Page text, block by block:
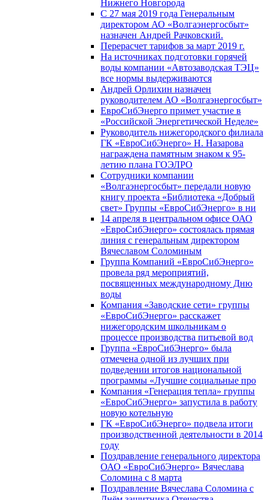
Нижнего Новгорода
С 27 мая 2019 года Генеральным
директором АО «Волгаэнергосбыт»
назначен Андрей Рачковский.
Перерасчет тарифов за март 2019 г.
На источниках подготовки горячей
воды компании «Автозаводская ТЭЦ»
все нормы выдерживаются
Андрей Орлихин назначен
руководителем АО «Волгаэнергосбыт»
ЕвроСибЭнерго примет участие в
«Российской Энергетической Неделе»
Руководитель нижегородского филиала
ГК «ЕвроСибЭнерго» Н. Назарова
награждена памятным знаком к 95-
летию плана ГОЭЛРО
Сотрудники компании
«Волгаэнергосбыт» передали новую
книгу проекта «Библиотека «Добрый
свет» Группы «ЕвроСибЭнерго» в ни
14 апреля в центральном офисе ОАО
«ЕвроСибЭнерго» состоялась прямая
линия с генеральным директором
Вячеславом Соломиным
Группа Компаний «ЕвроСибЭнерго»
провела ряд мероприятий,
посвященных международному Дню
воды
Компания «Заводские сети» группы
«ЕвроСибЭнерго» расскажет
нижегородским школьникам о
процессе производства питьевой вод
Группа «ЕвроСибЭнерго» была
отмечена одной из лучших при
подведении итогов национальной
программы «Лучшие социальные про
Компания «Генерация тепла» группы
«ЕвроСибЭнерго» запустила в работу
новую котельную
ГК «ЕвроСибЭнерго» подвела итоги
производственной деятельности в 2014
году
Поздравление генерального директора
ОАО «ЕвроСибЭнерго» Вячеслава
Соломина с 8 марта
Поздравление Вячеслава Соломина с